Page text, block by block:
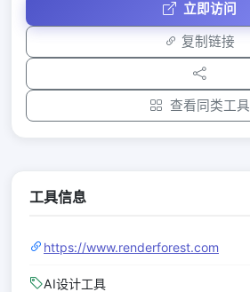
立即访问
复制链接
查看同类工具
工具信息
https://www.renderforest.com
AI设计工具